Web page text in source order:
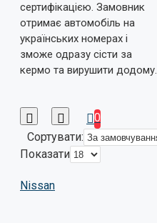
сертифікацією. Замовник
отримає автомобіль на
українських номерах і
зможе одразу сісти за
кермо та вирушити додому.
0
Сортувати:
Показати
Nissan